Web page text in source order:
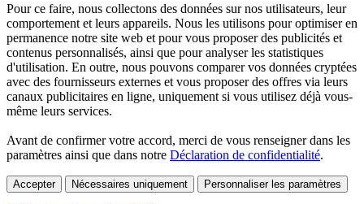
Pour ce faire, nous collectons des données sur nos utilisateurs, leur
comportement et leurs appareils. Nous les utilisons pour optimiser en
permanence notre site web et pour vous proposer des publicités et
contenus personnalisés, ainsi que pour analyser les statistiques
d'utilisation. En outre, nous pouvons comparer vos données cryptées
avec des fournisseurs externes et vous proposer des offres via leurs
canaux publicitaires en ligne, uniquement si vous utilisez déjà vous-
même leurs services.
Avant de confirmer votre accord, merci de vous renseigner dans les
paramètres ainsi que dans notre Déclaration de confidentialité.
Accepter Nécessaires uniquement Personnaliser les paramètres